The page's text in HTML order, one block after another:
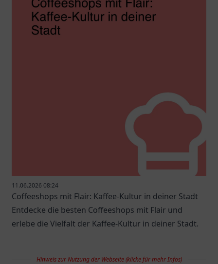
11.06.2026 08:24
Coffeeshops mit Flair: Kaffee-Kultur in deiner Stadt
Entdecke die besten Coffeeshops mit Flair und
erlebe die Vielfalt der Kaffee-Kultur in deiner Stadt.
Hinweis zur Nutzung der Webseite (klicke für mehr Infos)